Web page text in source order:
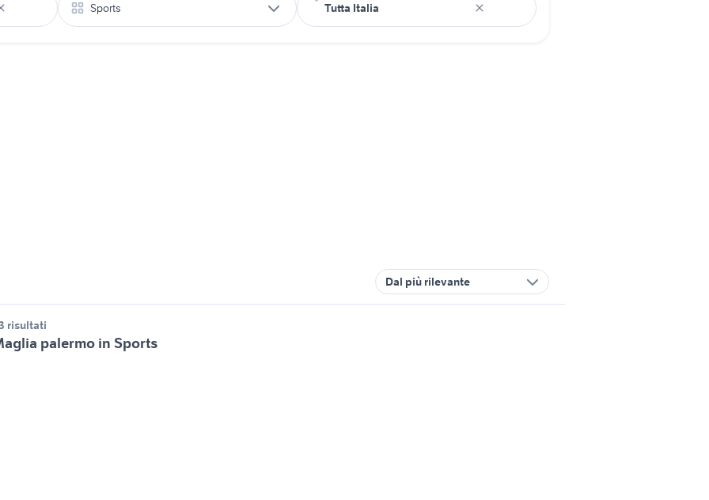
Sports
Dal più rilevante
risultati
palermo in Sports